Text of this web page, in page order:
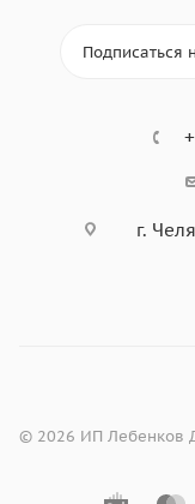
Подписаться
г.
© 2026 ИП Лебенков